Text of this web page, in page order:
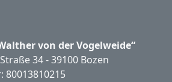
von der Vogelweide“
34 - 39100 Bozen
80013810215